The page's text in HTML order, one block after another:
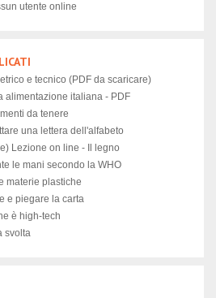
utente online
e tecnico (PDF da scaricare)
alimentazione italiana - PDF
da tenere
una lettera dell'alfabeto
Lezione on line - Il legno
le mani secondo la WHO
materie plastiche
e piegare la carta
è high-tech
svolta